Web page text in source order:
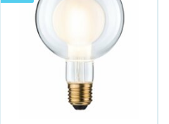
Vystaveno na showroomu
ano
Prodloužená záruka